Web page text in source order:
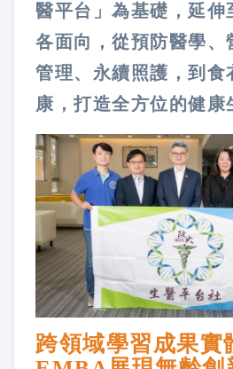
醫平台」為基礎，延伸
各面向，從預防醫學、
管理、永續照護，到食
康，打造全方位的健康
跨領域學習成果